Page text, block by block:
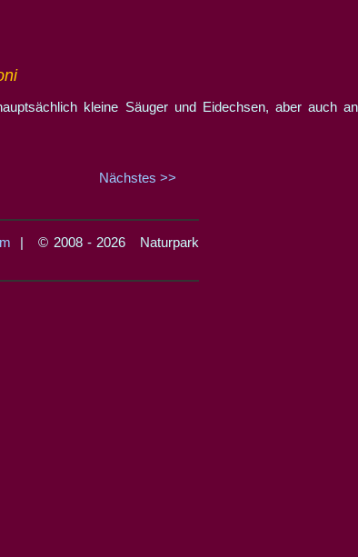
kleine Säuger und Eidechsen, aber auch
Nächstes >>
| © 2008 - 2026 Naturpark